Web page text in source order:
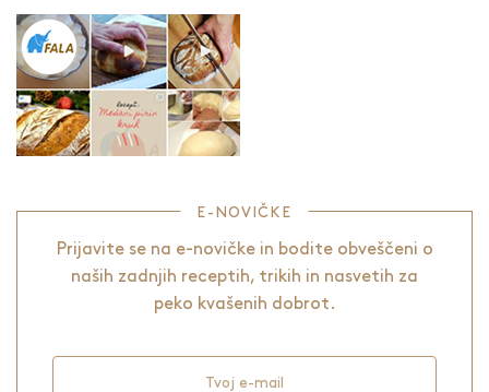
E-NOVIČKE
Prijavite se na e-novičke in bodite obveščeni o
naših zadnjih receptih, trikih in nasvetih za
peko kvašenih dobrot.
Tvoj e-mail